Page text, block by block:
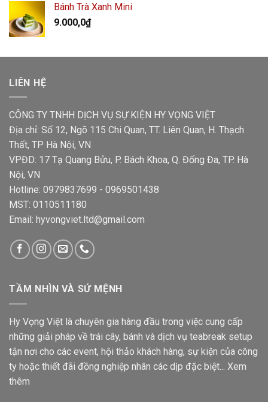
Bánh Trà Xanh Mini
9.000,0₫
LIÊN HỆ
CÔNG TY TNHH DỊCH VỤ SỰ KIỆN HY VỌNG VIỆT
Địa chỉ: Số 12, Ngõ 115 Chi Quan, TT. Liên Quan, H. Thạch
Thất, TP Hà Nội, VN
VPĐD: 17 Tạ Quang Bửu, P. Bách Khoa, Q. Đống Đa, TP. Hà
Nội, VN
Hotline: 0979837699 - 0969501438
MST: 0110511180
Email: hyvongviet.ltd@gmail.com
TẦM NHÌN VÀ SỨ MỆNH
Hy Vọng Việt là chuyên gia hàng đầu trong việc cung cấp
những giải pháp về trái cây, bánh và dịch vụ teabreak setup
tận nơi cho các event, hội thảo khách hàng, sự kiện của công
ty hoặc thiết đãi đồng nghiệp nhân các dịp đặc biệt... Xem
thêm